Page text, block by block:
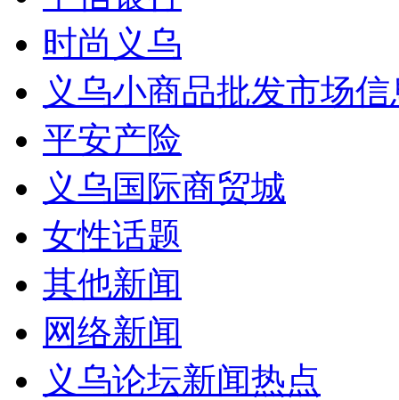
时尚义乌
义乌小商品批发市场
平安产险
义乌国际商贸城
女性话题
其他新闻
网络新闻
义乌论坛新闻热点